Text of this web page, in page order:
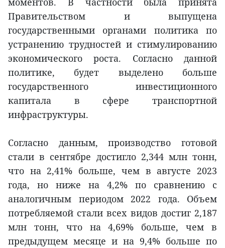
Правительством и выпущена
государственными органами политика по
устранению трудностей и стимулированию
экономического роста. Согласно данной
политике, будет выделено больше
государственного инвестиционного
капитала в сфере транспортной
инфраструктуры.
Согласно данным, производство готовой
стали в сентябре достигло 2,344 млн тонн,
что на 2,41% больше, чем в августе 2023
года, но ниже на 4,2% по сравнению с
аналогичным периодом 2022 года. Объем
потребляемой стали всех видов достиг 2,187
млн тонн, что на 4,69% больше, чем в
предыдущем месяце и на 9,4% больше по